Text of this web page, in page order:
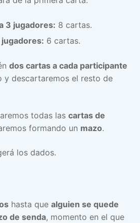
3 jugadores: 8 cartas.
6 cartas.
dos cartas a cada participante
y descartaremos el resto de
todas las cartas de
formando un mazo.
los dados.
hasta que alguien se quede
de senda, momento en el que